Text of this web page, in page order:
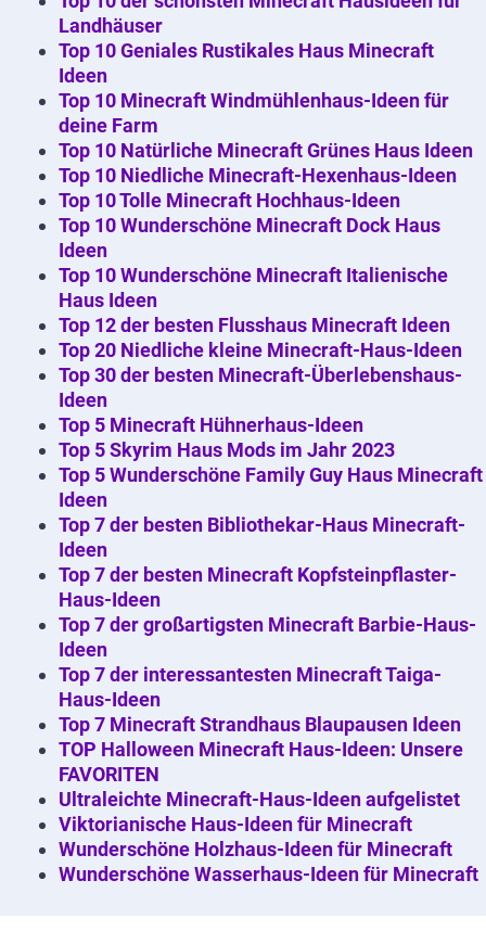
Landhäuser
Top 10 Geniales Rustikales Haus Minecraft
Ideen
Top 10 Minecraft Windmühlenhaus-Ideen für
deine Farm
Top 10 Natürliche Minecraft Grünes Haus Ideen
Top 10 Niedliche Minecraft-Hexenhaus-Ideen
Top 10 Tolle Minecraft Hochhaus-Ideen
Top 10 Wunderschöne Minecraft Dock Haus
Ideen
Top 10 Wunderschöne Minecraft Italienische
Haus Ideen
Top 12 der besten Flusshaus Minecraft Ideen
Top 20 Niedliche kleine Minecraft-Haus-Ideen
Top 30 der besten Minecraft-Überlebenshaus-
Ideen
Top 5 Minecraft Hühnerhaus-Ideen
Top 5 Skyrim Haus Mods im Jahr 2023
Top 5 Wunderschöne Family Guy Haus Minecraft
Ideen
Top 7 der besten Bibliothekar-Haus Minecraft-
Ideen
Top 7 der besten Minecraft Kopfsteinpflaster-
Haus-Ideen
Top 7 der großartigsten Minecraft Barbie-Haus-
Ideen
Top 7 der interessantesten Minecraft Taiga-
Haus-Ideen
Top 7 Minecraft Strandhaus Blaupausen Ideen
TOP Halloween Minecraft Haus-Ideen: Unsere
FAVORITEN
Ultraleichte Minecraft-Haus-Ideen aufgelistet
Viktorianische Haus-Ideen für Minecraft
Wunderschöne Holzhaus-Ideen für Minecraft
Wunderschöne Wasserhaus-Ideen für Minecraft